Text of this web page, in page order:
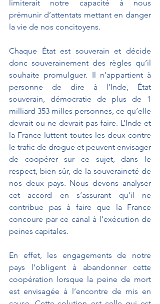
limiterait notre capacité à nous
prémunir d’attentats mettant en danger
la vie de nos concitoyens.
Chaque État est souverain et décide
donc souverainement des règles qu’il
souhaite promulguer. Il n’appartient à
personne de dire à l’Inde, État
souverain, démocratie de plus de 1
milliard 353 milles personnes, ce qu’elle
devrait ou ne devrait pas faire. L’Inde et
la France luttent toutes les deux contre
le trafic de drogue et peuvent envisager
de coopérer sur ce sujet, dans le
respect, bien sûr, de la souveraineté de
nos deux pays. Nous devons analyser
cet accord en s’assurant qu’il ne
contribue pas à faire que la France
concoure par ce canal à l’exécution de
peines capitales.
En effet, les engagements de notre
pays l’obligent à abandonner cette
coopération lorsque la peine de mort
est envisagée à l’encontre de mis en